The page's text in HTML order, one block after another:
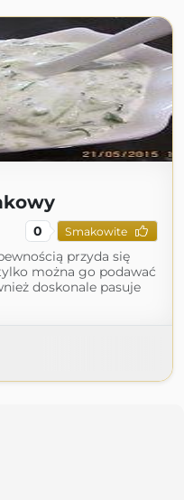
0 Smakowite
przyda się
można go podawać
doskonale pasuje